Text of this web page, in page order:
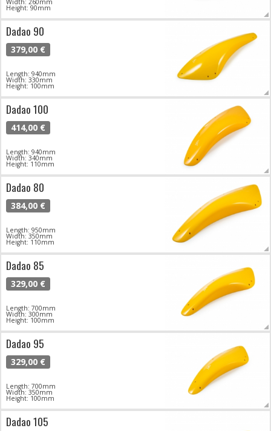
Width: 260mm
Height: 90mm
Dadao 90
379,00 €
Length: 940mm
Width: 330mm
Height: 100mm
Dadao 100
414,00 €
Length: 940mm
Width: 340mm
Height: 110mm
Dadao 80
384,00 €
Length: 950mm
Width: 350mm
Height: 110mm
Dadao 85
329,00 €
Length: 700mm
Width: 300mm
Height: 100mm
Dadao 95
329,00 €
Length: 700mm
Width: 350mm
Height: 100mm
Dadao 105